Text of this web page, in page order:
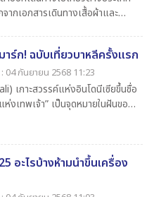
ากเอกสารเดินทางเสื้อผ้าและ
เทศไทยกี่ชั่วโมงเพื่อจะได้ปรับ
ามไทม์โซน และยังช่วยให้สื่อสาร
ทยโดยในบทความนี้ได้รวบรวมข้อมูล
บเวลาที่ไทยต่างจากประเทศอื่น มา
ร์ก! ฉบับเที่ยวบาหลีครั้งแรก
04 กันยายน 2568 11:23
เกาะสวรรค์แห่งอินโดนีเซียขึ้นชื่อ
ห่งเทพเจ้า” เป็นจุดหมายในฝันของ
ครที่กำลังจะไปบาหลีครั้งแรกและยัง
น วันนี้ 365Travel(ทัวร์365วัน) ได้
กห้ามพลาด มาให้แล้ว
อะไรบ้างห้ามนำขึ้นเครื่อง